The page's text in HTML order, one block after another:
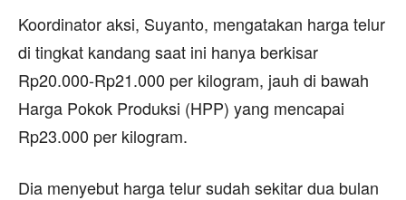
Koordinator aksi, Suyanto, mengatakan harga telur
di tingkat kandang saat ini hanya berkisar
Rp20.000-Rp21.000 per kilogram, jauh di bawah
Harga Pokok Produksi (HPP) yang mencapai
Rp23.000 per kilogram.
Dia menyebut harga telur sudah sekitar dua bulan